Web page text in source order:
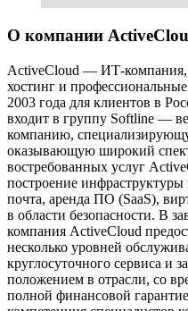
О компании
ActiveCloud — ИТ-
хостинг и
2003 года для клиентов в
входит в группу Softline —
компанию,
оказывающую широкий
востребованных услуг
построение инфраструктуры
почта, аренда ПО (SaaS),
в области безопасности. В
компания ActiveCloud
несколько уровней
круглосуточного сервиса и
положением в отрасли, со
полной финансовой